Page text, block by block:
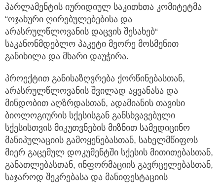
პარლამენტის იურიდიულ საკითხთა კომიტეტმა
“ოჯახური ღირებულებებისა და
არასრულწლოვანის დაცვის შესახებ“
საკანონმდებლო პაკეტი მეორე მოსმენით
განიხილა და მხარი დაუჭირა.
პროექტით განისაზღვრება ქორწინებასთან,
არასრულწლოვანის შვილად აყვანასა და
მინდობით აღზრდასთან, ადამიანის თავისი
ბიოლოგიურის სქესისგან განსხვავებული
სქესისთვის მიკუთვნების მიზნით სამედიცინო
მანიპულაციის გამოყენებასთან, სახელმწიფოს
მიერ გაცემულ დოკუმენტში სქესის მითითებასთან,
განათლებასთან, ინფორმაციის გავრცელებასთან,
საჯაროდ შეკრებასა და მანიფესტაციის